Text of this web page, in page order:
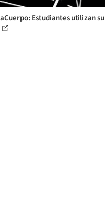
Estudiantes utilizan su